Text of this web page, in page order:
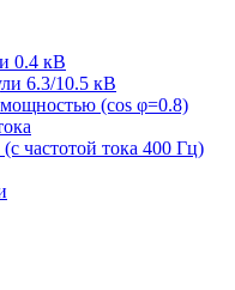
0.4 кВ
6.3/10.5 кВ
(cos φ=0.8)
частотой тока 400 Гц)